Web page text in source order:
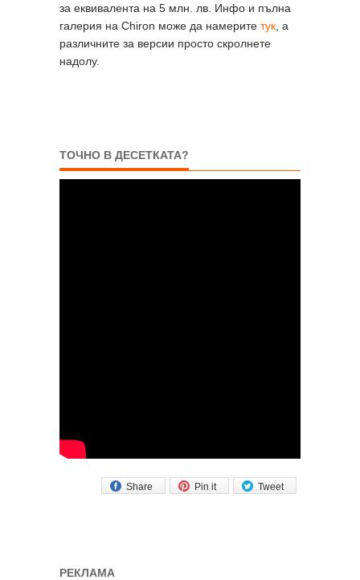
за еквивалента на 5 млн. лв. Инфо и пълна
галерия на Chiron може да намерите тук , а
различните за версии просто скролнете
надолу.
ТОЧНО В ДЕСЕТКАТА?
Tweet
Pin it
Share
РЕКЛАМА